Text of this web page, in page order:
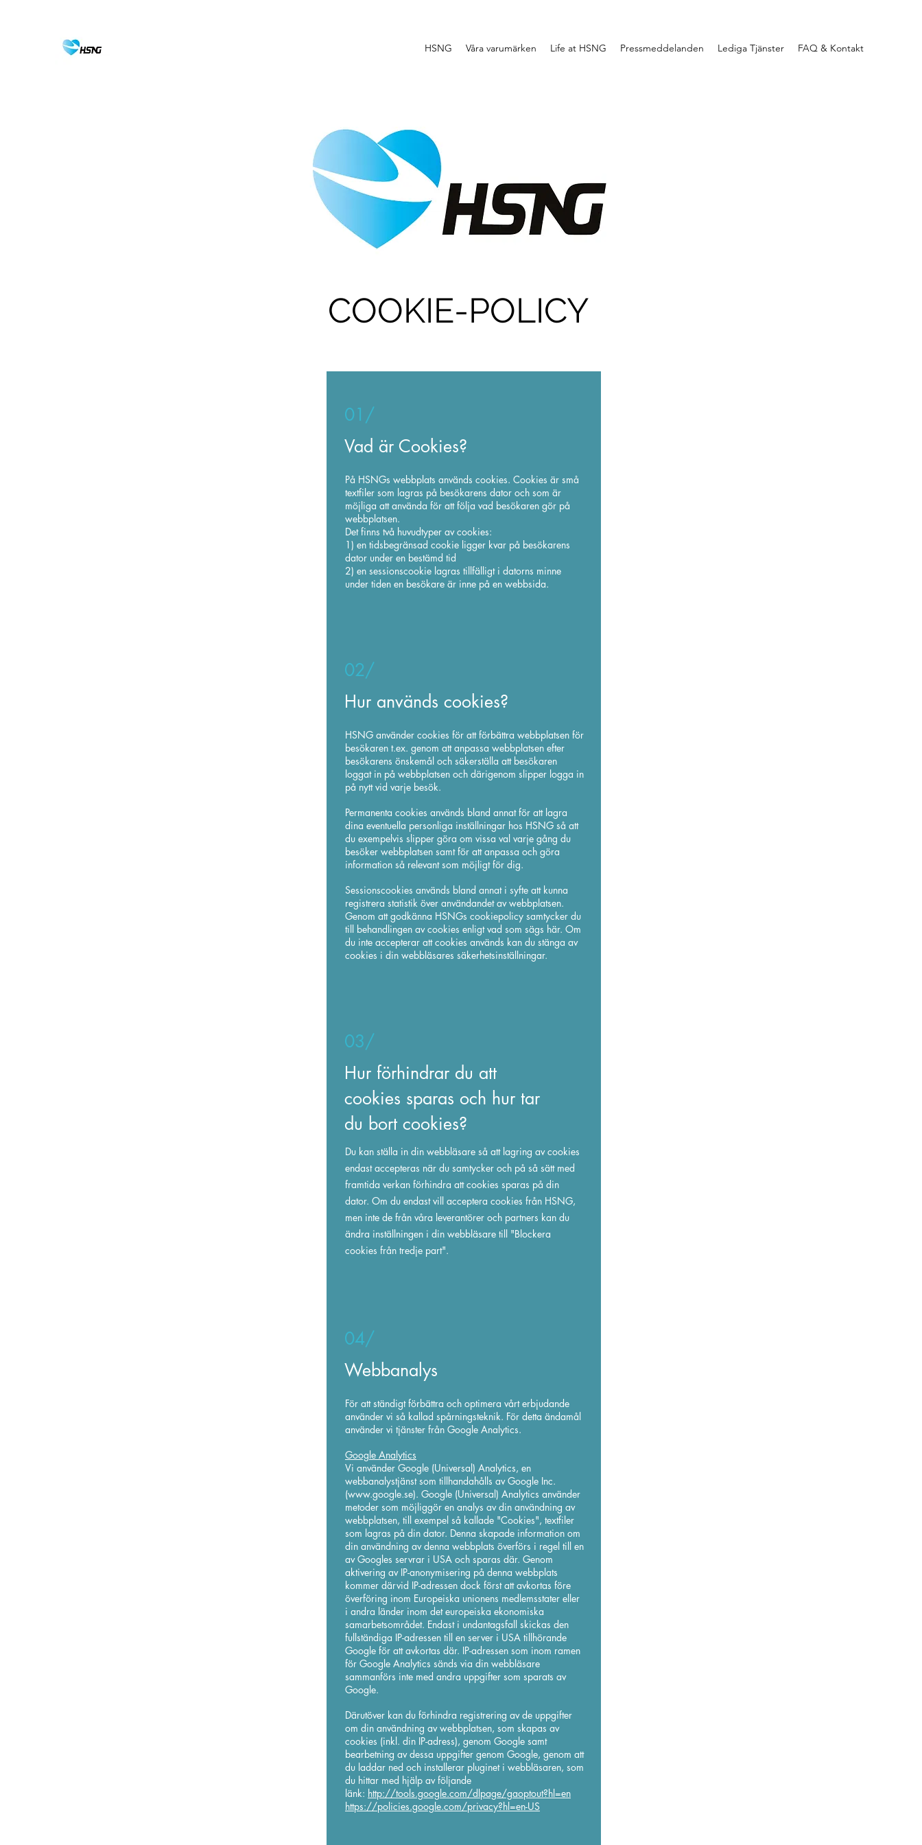
HSNG Våra varumärken Life at HSNG Pressmeddelanden Lediga Tjänster FAQ & Kontakt
COOKIE-POLICY
01/
Vad är Cookies?
På HSNGs webbplats används cookies. Cookies är små
textfiler som lagras på besökarens dator och som är
möjliga att använda för att följa vad besökaren gör på
webbplatsen.
Det finns två huvudtyper av cookies:
1) en tidsbegränsad cookie ligger kvar på besökarens
dator under en bestämd tid
2) en sessionscookie lagras tillfälligt i datorns minne
under tiden en besökare är inne på en webbsida.
02/
Hur används cookies?
HSNG använder cookies för att förbättra webbplatsen för
besökaren t.ex. genom att anpassa webbplatsen efter
besökarens önskemål och säkerställa att besökaren
loggat in på webbplatsen och därigenom slipper logga in
på nytt vid varje besök.
Permanenta cookies används bland annat för att lagra
dina eventuella personliga inställningar hos HSNG så att
du exempelvis slipper göra om vissa val varje gång du
besöker webbplatsen samt för att anpassa och göra
information så relevant som möjligt för dig.
Sessionscookies används bland annat i syfte att kunna
registrera statistik över användandet av webbplatsen.
Genom att godkänna HSNGs cookiepolicy samtycker du
till behandlingen av cookies enligt vad som sägs här. Om
du inte accepterar att cookies används kan du stänga av
cookies i din webbläsares säkerhetsinställningar.
03/
Hur förhindrar du att
cookies sparas och hur tar
du bort cookies?
Du kan ställa in din webbläsare så att lagring av cookies
endast accepteras när du samtycker och på så sätt med
framtida verkan förhindra att cookies sparas på din
dator. Om du endast vill acceptera cookies från HSNG,
men inte de från våra leverantörer och partners kan du
ändra inställningen i din webbläsare till "Blockera
cookies från tredje part".
04/
Webbanalys
För att ständigt förbättra och optimera vårt erbjudande
använder vi så kallad spårningsteknik. För detta ändamål
använder vi tjänster från Google Analytics.
Google Analytics
Vi använder Google (Universal) Analytics, en
webbanalystjänst som tillhandahålls av Google Inc.
(www.google.se). Google (Universal) Analytics använder
metoder som möjliggör en analys av din användning av
webbplatsen, till exempel så kallade "Cookies", textfiler
som lagras på din dator. Denna skapade information om
din användning av denna webbplats överförs i regel till en
av Googles servrar i USA och sparas där. Genom
aktivering av IP-anonymisering på denna webbplats
kommer därvid IP-adressen dock först att avkortas före
överföring inom Europeiska unionens medlemsstater eller
i andra länder inom det europeiska ekonomiska
samarbetsområdet. Endast i undantagsfall skickas den
fullständiga IP-adressen till en server i USA tillhörande
Google för att avkortas där. IP-adressen som inom ramen
för Google Analytics sänds via din webbläsare
sammanförs inte med andra uppgifter som sparats av
Google.
Därutöver kan du förhindra registrering av de uppgifter
om din användning av webbplatsen, som skapas av
cookies (inkl. din IP-adress), genom Google samt
bearbetning av dessa uppgifter genom Google, genom att
du laddar ned och installerar pluginet i webbläsaren, som
du hittar med hjälp av följande
länk: http://tools.google.com/dlpage/gaoptout?hl=en
https://policies.google.com/privacy?hl=en-US